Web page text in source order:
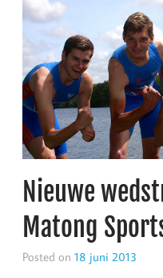
Nieuwe
Matong
Posted on 18 juni 2013